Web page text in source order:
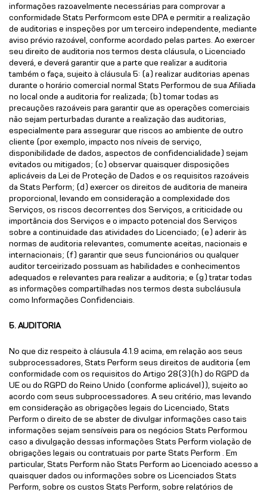
informações razoavelmente necessárias para comprovar a
conformidade Stats Performcom este DPA e permitir a realização
de auditorias e inspeções por um terceiro independente, mediante
aviso prévio razoável, conforme acordado pelas partes. Ao exercer
seu direito de auditoria nos termos desta cláusula, o Licenciado
deverá, e deverá garantir que a parte que realizar a auditoria
também o faça, sujeito à cláusula 5: (a) realizar auditorias apenas
durante o horário comercial normal Stats Performou de sua Afiliada
no local onde a auditoria for realizada; (b) tomar todas as
precauções razoáveis para garantir que as operações comerciais
não sejam perturbadas durante a realização das auditorias,
especialmente para assegurar que riscos ao ambiente de outro
cliente (por exemplo, impacto nos níveis de serviço,
disponibilidade de dados, aspectos de confidencialidade) sejam
evitados ou mitigados; (c) observar quaisquer disposições
aplicáveis da Lei de Proteção de Dados e os requisitos razoáveis
da Stats Perform; (d) exercer os direitos de auditoria de maneira
proporcional, levando em consideração a complexidade dos
Serviços, os riscos decorrentes dos Serviços, a criticidade ou
importância dos Serviços e o impacto potencial dos Serviços
sobre a continuidade das atividades do Licenciado; (e) aderir às
normas de auditoria relevantes, comumente aceitas, nacionais e
internacionais; (f) garantir que seus funcionários ou qualquer
auditor terceirizado possuam as habilidades e conhecimentos
adequados e relevantes para realizar a auditoria; e (g) tratar todas
as informações compartilhadas nos termos desta subcláusula
como Informações Confidenciais.
5. AUDITORIA
No que diz respeito à cláusula 4.1.9 acima, em relação aos seus
subprocessadores, Stats Perform seus direitos de auditoria (em
conformidade com os requisitos do Artigo 28(3)(h) do RGPD da
UE ou do RGPD do Reino Unido (conforme aplicável)), sujeito ao
acordo com seus subprocessadores. A seu critério, mas levando
em consideração as obrigações legais do Licenciado, Stats
Perform o direito de se abster de divulgar informações caso tais
informações sejam sensíveis para os negócios Stats Performou
caso a divulgação dessas informações Stats Perform violação de
obrigações legais ou contratuais por parte Stats Perform . Em
particular, Stats Perform não Stats Perform ao Licenciado acesso a
quaisquer dados ou informações sobre os Licenciados Stats
Perform, sobre os custos Stats Perform, sobre relatórios de